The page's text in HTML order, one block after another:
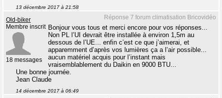
13 décembre 2017 à 21:58
Réponse 7 forum climatisation Bricovidéo
Old-biker
Membre inscrit
18 messages
Bonjour vous tous et merci encore pour vos réponses...
Non PL l’UI devrait être installée à environ 1,5m au
dessous de l’UE... enfin c’est ce que j’aimerai, et
apparemment d’après vos lumières ça a l’air possible...
aucun matériel acquis pour l’instant mais
vraisemblablement du Daikin en 9000 BTU...
Une bonne journée.
Jean Claude
14 décembre 2017 à 06:49